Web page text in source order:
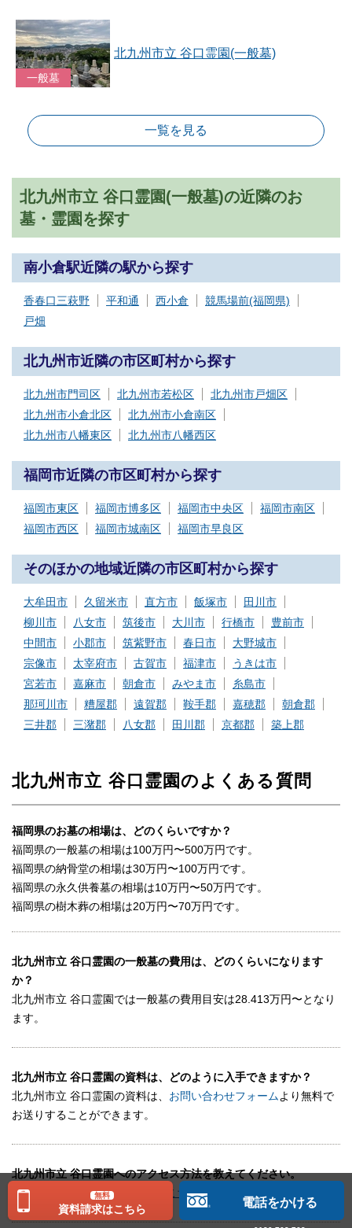
一般墓
北九州市立 谷口霊園(一般墓)
一覧を見る
北九州市立 谷口霊園(一般墓)の近隣のお
墓・霊園を探す
南小倉駅近隣の駅から探す
香春口三萩野 平和通 西小倉
競馬場前(福岡県)
戸畑
北九州市近隣の市区町村から探す
北九州市門司区 北九州市若松区
北九州市戸畑区
北九州市小倉北区
北九州市小倉南区
北九州市八幡東区
北九州市八幡西区
福岡市近隣の市区町村から探す
福岡市東区 福岡市博多区 福岡市中央区
福岡市南区
福岡市西区
福岡市城南区 福岡市早良区
そのほかの地域近隣の市区町村から探す
大牟田市 久留米市 直方市 飯塚市
田川市
柳川市
八女市 筑後市 大川市 行橋市
豊前市
中間市
小郡市 筑紫野市 春日市
大野城市
宗像市
太宰府市 古賀市 福津市
うきは市
宮若市
嘉麻市 朝倉市 みやま市
糸島市
那珂川市
糟屋郡 遠賀郡 鞍手郡 嘉穂郡
朝倉郡
三井郡
三潴郡 八女郡 田川郡 京都郡 築上郡
北九州市立 谷口霊園のよくある質問
福岡県のお墓の相場は、どのくらいですか？
福岡県の一般墓の相場は100万円〜500万円です。
福岡県の納骨堂の相場は30万円〜100万円です。
福岡県の永久供養墓の相場は10万円〜50万円です。
福岡県の樹木葬の相場は20万円〜70万円です。
北九州市立 谷口霊園の一般墓の費用は、どのくらいになります
か？
北九州市立 谷口霊園では一般墓の費用目安は28.413万円〜となり
ます。
北九州市立 谷口霊園の資料は、どのように入手できますか？
北九州市立 谷口霊園の資料は、 お問い合わせフォームより無料で
お送りすることができます。
北九州市立 谷口霊園へのアクセス方法を教えてください。
最寄り駅は南小倉です。地図は
こちらをご確認ください。
無料
資料請求はこちら 電話をかける